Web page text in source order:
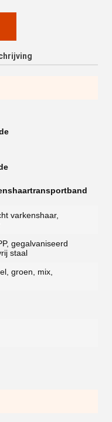
varkenshaar,
gegalvaniseerd
staal
groen, mix,